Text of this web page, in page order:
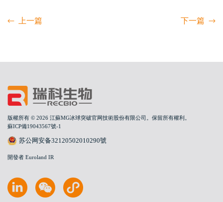
上一篇 下一篇
版權所有 © 2026 江蘇MG冰球突破官网技術股份有限公司。保留所有權利。
蘇ICP備19043567號-1
苏公网安备32120502010290號
開發者 Euroland IR